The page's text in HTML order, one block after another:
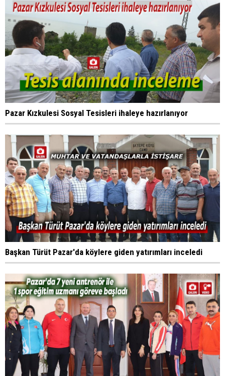
Pazar Kızkulesi Sosyal Tesisleri ihaleye hazırlanıyor
Başkan Türüt Pazar'da köylere giden yatırımları inceledi